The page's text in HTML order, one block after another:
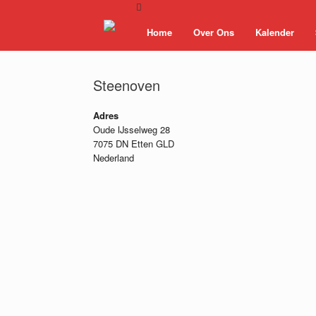
Home Over Ons Kalender
Steenoven
Adres
Oude IJsselweg 28
7075 DN Etten GLD
Nederland